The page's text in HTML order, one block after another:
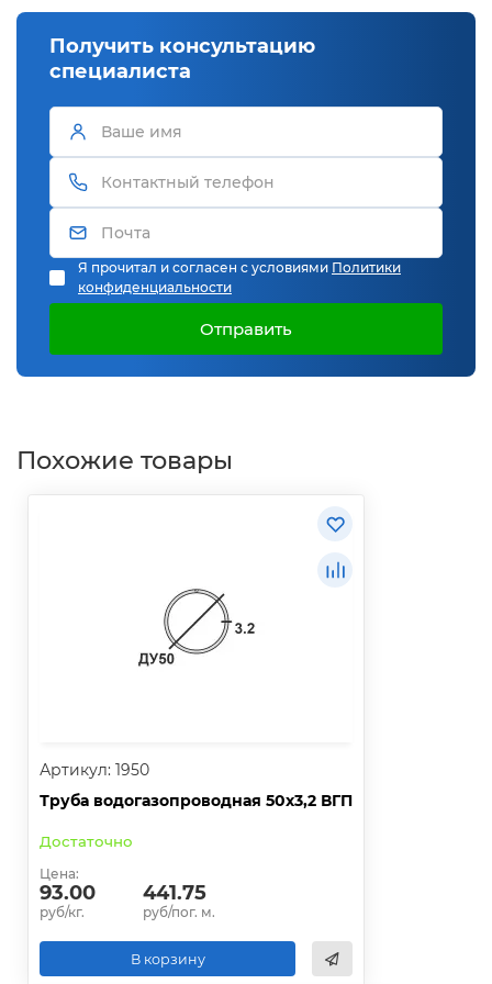
Получить консультацию
специалиста
Я прочитал и согласен с условиями Политики
конфиденциальности
Отправить
Похожие товары
Артикул: 1950
Труба водогазопроводная 50х3,2 ВГП
Достаточно
Цена:
93.00
руб/кг.
441.75
руб/пог. м.
В корзину